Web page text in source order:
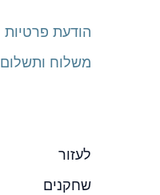
הודעת פרטיות
משלוח ותשלום
לעזור
שחקנים